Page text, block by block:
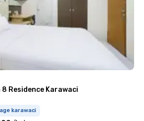
Residence Karawaci
karawaci